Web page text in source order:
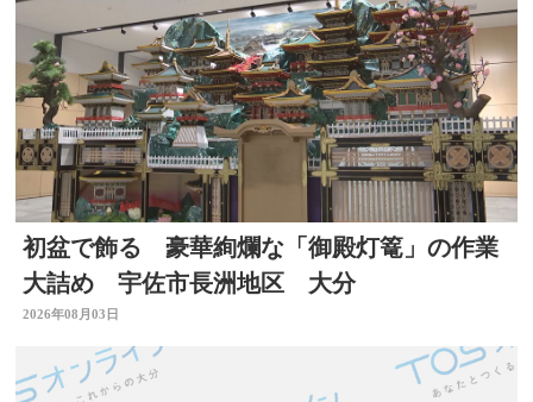
初盆で飾る 豪華絢爛な「御殿灯篭」の作業
大詰め 宇佐市長洲地区 大分
2026年08月03日